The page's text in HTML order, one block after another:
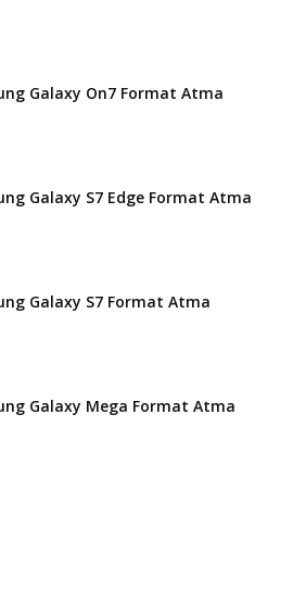
Galaxy On7 Format Atma
Galaxy S7 Edge Format Atma
Galaxy S7 Format Atma
Galaxy Mega Format Atma